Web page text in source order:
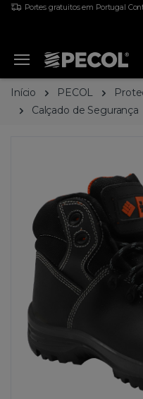
Portes gratuitos em Portugal
Início PECOL
Calçado de Segurança